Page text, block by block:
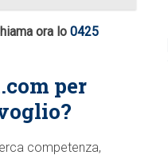
ora lo 0425
per
competenza,